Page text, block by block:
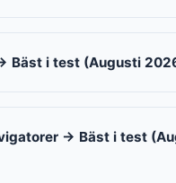
Bäst i test (Augusti
→ Bäst i test